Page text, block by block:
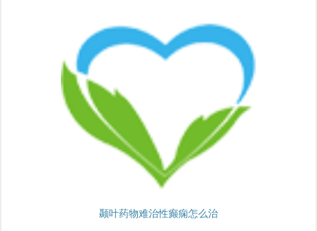
颞叶药物难治性癫痫怎么治